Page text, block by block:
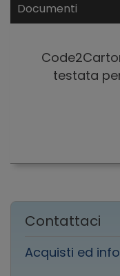
Documenti
testata
Contattaci
Acquisti ed